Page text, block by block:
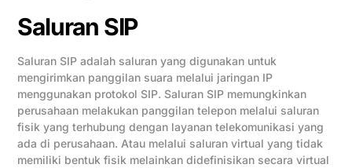
Saluran SIP
Saluran SIP adalah saluran yang digunakan untuk
mengirimkan panggilan suara melalui jaringan IP
menggunakan protokol SIP. Saluran SIP memungkinkan
perusahaan melakukan panggilan telepon melalui saluran
fisik yang terhubung dengan layanan telekomunikasi yang
ada di perusahaan. Atau melalui saluran virtual yang tidak
memiliki bentuk fisik melainkan didefinisikan secara virtual